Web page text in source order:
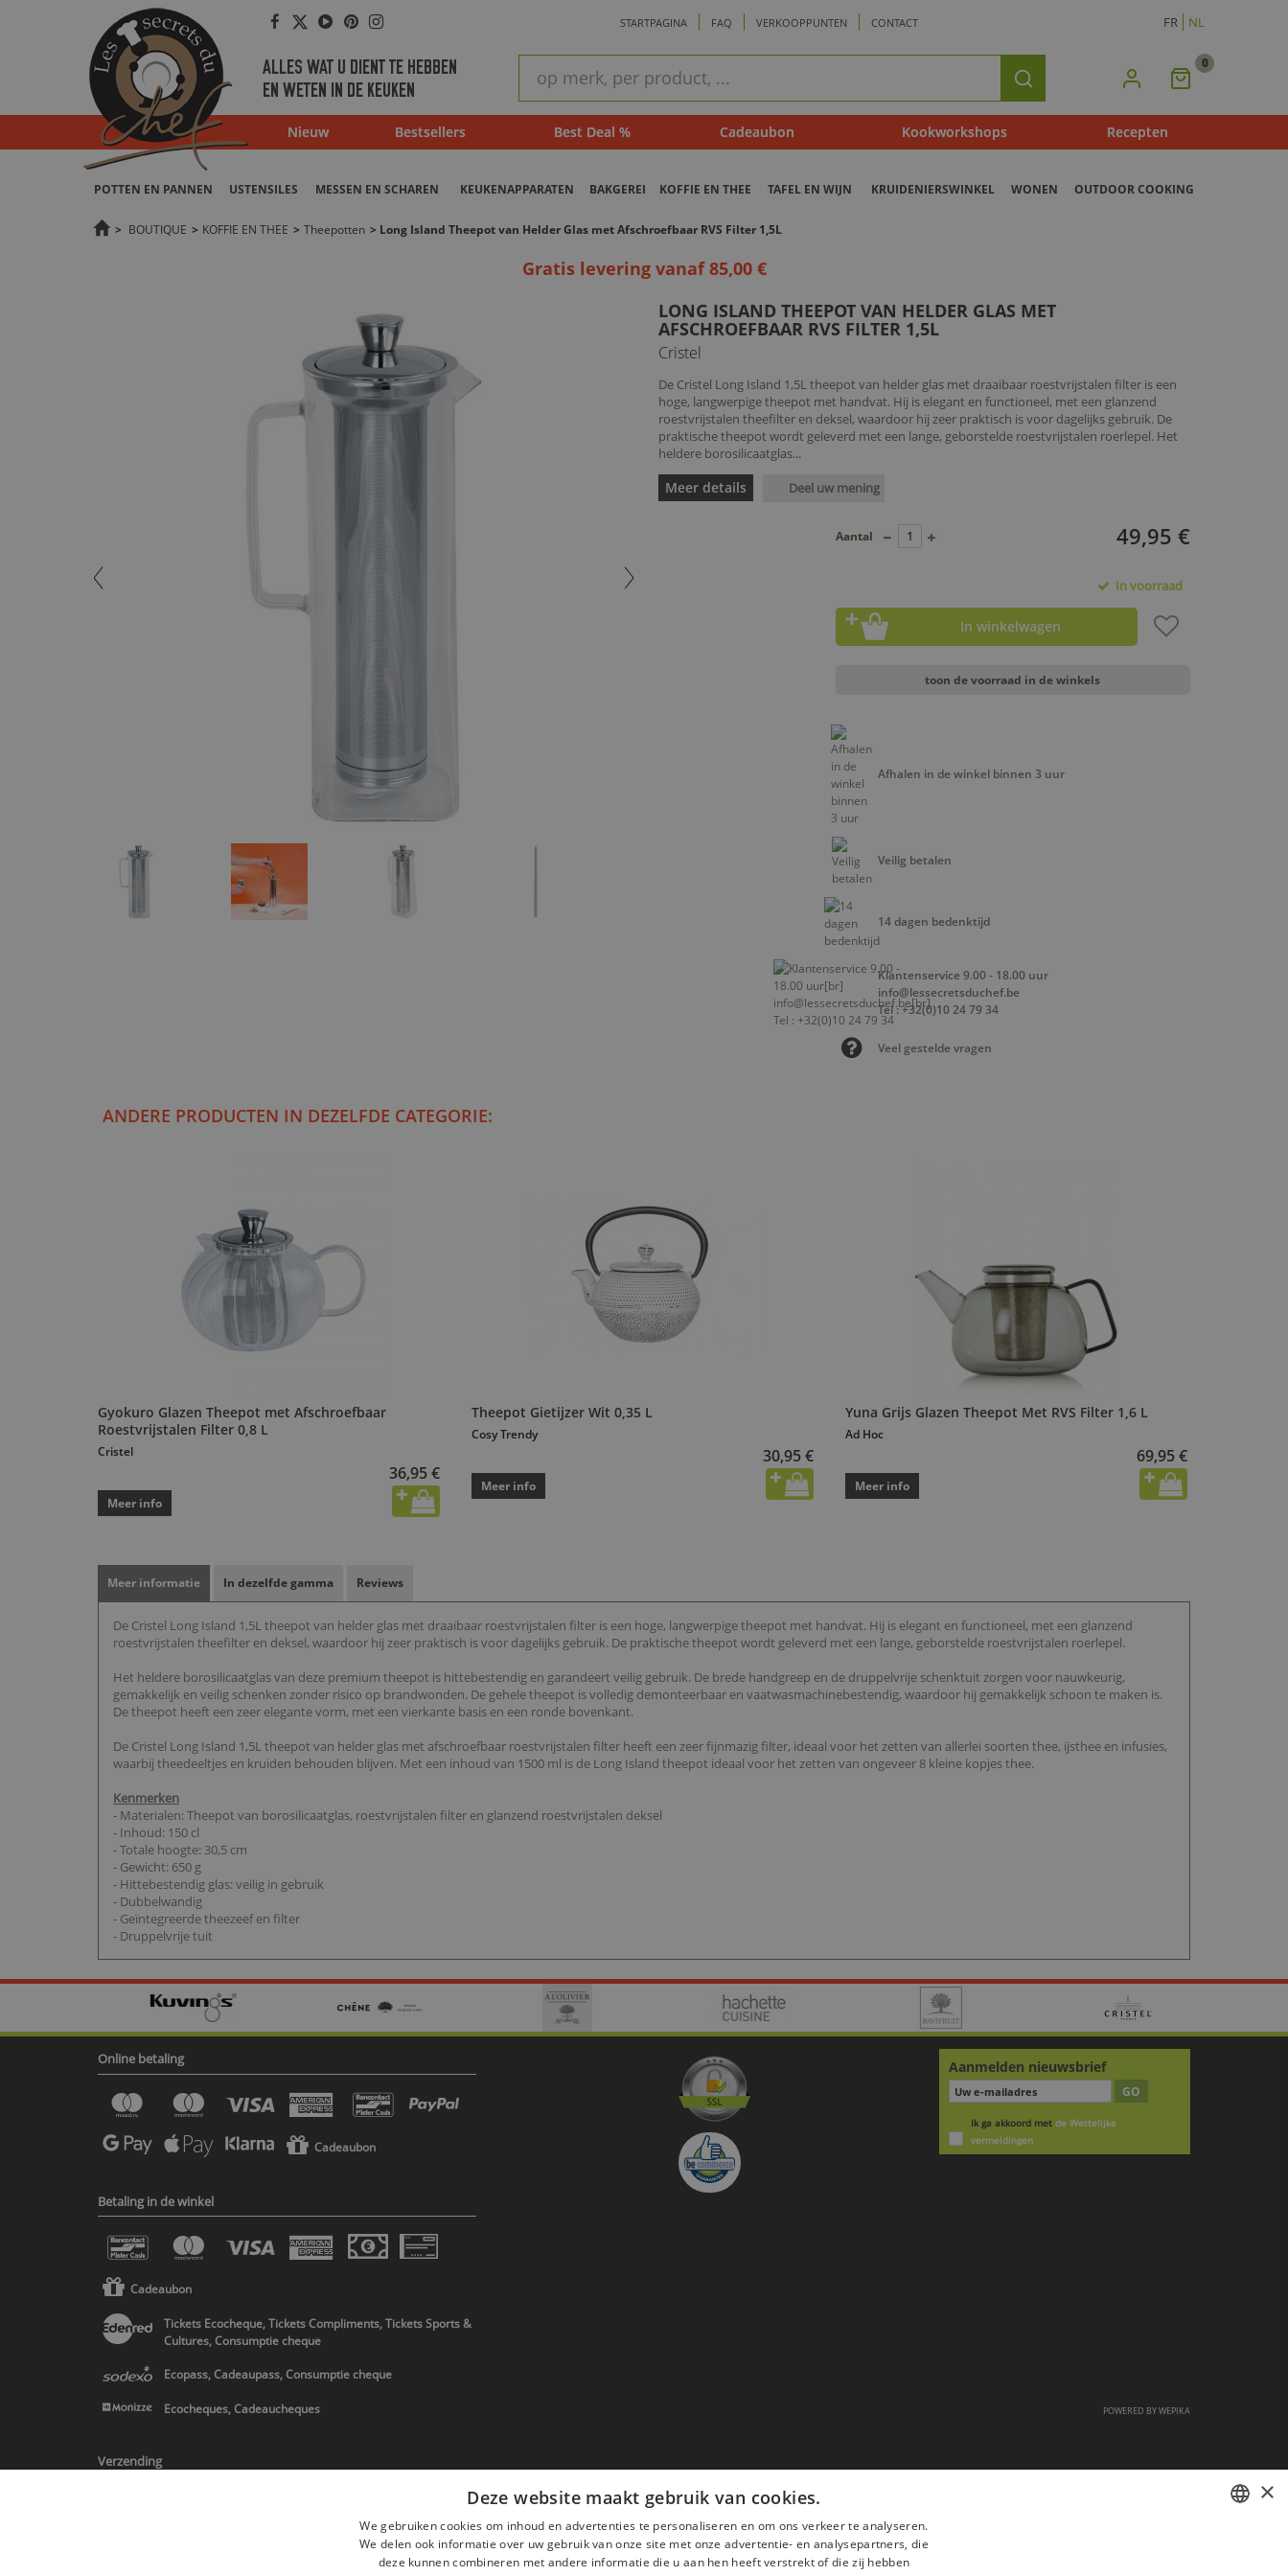
Facebook
Twitter
Youtube
Pinterest
Instagram STARTPAGINA FAQ VERKOOPPUNTEN CONTACT FR NL
ALLES WAT U DIENT TE HEBBEN
EN WETEN IN DE KEUKEN
zoeken
Zoeken Mijn
0
Nieuw Bestsellers Best Deal % Cadeaubon Kookworkshops Recepten
POTTEN EN PANNEN USTENSILES MESSEN EN SCHAREN KEUKENAPPARATEN BAKGEREI KOFFIE EN THEE TAFEL EN WIJN KRUIDENIERSWINKEL WONEN OUTDOOR COOKING
> BOUTIQUE > KOFFIE EN THEE > Theepotten > Long Island Theepot van Helder Glas met Afschroefbaar RVS Filter 1,5L
Gratis levering vanaf 85,00 €
LONG ISLAND THEEPOT VAN HELDER GLAS MET
AFSCHROEFBAAR RVS FILTER 1,5L
Cristel
De Cristel Long Island 1,5L theepot van helder glas met draaibaar roestvrijstalen filter is een
hoge, langwerpige theepot met handvat. Hij is elegant en functioneel, met een glanzend
roestvrijstalen theefilter en deksel, waardoor hij zeer praktisch is voor dagelijks gebruik. De
praktische theepot wordt geleverd met een lange, geborstelde roestvrijstalen roerlepel. Het
heldere borosilicaatglas...
Meer details Deel uw mening
49,95 €
Aantal
In voorraad
In winkelwagen
toon de voorraad in de winkels
Afhalen in de winkel binnen 3 uur
Veilig betalen
14 dagen bedenktijd
Klantenservice 9.00 - 18.00 uur
info@lessecretsduchef.be
Tel : +32(0)10 24 79 34
Veel gestelde vragen
ANDERE PRODUCTEN IN DEZELFDE CATEGORIE:
Gyokuro Glazen Theepot met Afschroefbaar
Roestvrijstalen Filter 0,8 L
Cristel
36,95 €
Meer info
Theepot Gietijzer Wit 0,35 L
Cosy Trendy
30,95 €
Meer info
Yuna Grijs Glazen Theepot Met RVS Filter 1,6 L
Ad Hoc
69,95 €
Meer info
Meer informatie In dezelfde gamma Reviews
De Cristel Long Island 1,5L theepot van helder glas met draaibaar roestvrijstalen filter is een hoge, langwerpige theepot met handvat. Hij is elegant en functioneel, met een glanzend
roestvrijstalen theefilter en deksel, waardoor hij zeer praktisch is voor dagelijks gebruik. De praktische theepot wordt geleverd met een lange, geborstelde roestvrijstalen roerlepel.
Het heldere borosilicaatglas van deze premium theepot is hittebestendig en garandeert veilig gebruik. De brede handgreep en de druppelvrije schenktuit zorgen voor nauwkeurig,
gemakkelijk en veilig schenken zonder risico op brandwonden. De gehele theepot is volledig demonteerbaar en vaatwasmachinebestendig, waardoor hij gemakkelijk schoon te maken is.
De theepot heeft een zeer elegante vorm, met een vierkante basis en een ronde bovenkant.
De Cristel Long Island 1,5L theepot van helder glas met afschroefbaar roestvrijstalen filter heeft een zeer fijnmazig filter, ideaal voor het zetten van allerlei soorten thee, ijsthee en infusies,
waarbij theedeeltjes en kruiden behouden blijven. Met een inhoud van 1500 ml is de Long Island theepot ideaal voor het zetten van ongeveer 8 kleine kopjes thee.
Kenmerken
- Materialen: Theepot van borosilicaatglas, roestvrijstalen filter en glanzend roestvrijstalen deksel
- Inhoud: 150 cl
- Totale hoogte: 30,5 cm
- Gewicht: 650 g
- Hittebestendig glas: veilig in gebruik
- Dubbelwandig
- Geïntegreerde theezeef en filter
- Druppelvrije tuit
Online betaling
Cadeaubon
Betaling in de winkel
Cadeaubon
Tickets Ecocheque, Tickets Compliments, Tickets Sports &
Cultures, Consumptie cheque
Ecopass, Cadeaupass, Consumptie cheque
Ecocheques, Cadeaucheques
Verzending
Aanmelden nieuwsbrief
GO
Ik ga akkoord met de Wettelijke
vermeldingen
POWERED BYWEPIKA
×
Deze website maakt gebruik van cookies.
We gebruiken cookies om inhoud en advertenties te personaliseren en om ons verkeer te analyseren.
We delen ook informatie over uw gebruik van onze site met onze advertentie- en analysepartners, die
deze kunnen combineren met andere informatie die u aan hen heeft verstrekt of die zij hebben